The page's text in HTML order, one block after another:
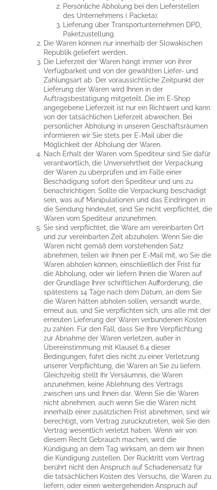
Persönliche Abholung bei den Lieferstellen
des Unternehmens ( Packeta);
Lieferung über Transportunternehmen DPD,
Paketzustellung.
Die Waren können nur innerhalb der Slowakischen
Republik geliefert werden..
Die Lieferzeit der Waren hängt immer von ihrer
Verfügbarkeit und von der gewählten Liefer- und
Zahlungsart ab. Der voraussichtliche Zeitpunkt der
Lieferung der Waren wird Ihnen in der
Auftragsbestätigung mitgeteilt. Die im E-Shop
angegebene Lieferzeit ist nur ein Richtwert und kann
von der tatsächlichen Lieferzeit abweichen. Bei
persönlicher Abholung in unseren Geschäftsräumen
informieren wir Sie stets per E-Mail über die
Möglichkeit der Abholung der Waren.
Nach Erhalt der Waren vom Spediteur sind Sie dafür
verantwortlich, die Unversehrtheit der Verpackung
der Waren zu überprüfen und im Falle einer
Beschädigung sofort den Spediteur und uns zu
benachrichtigen. Sollte die Verpackung beschädigt
sein, was auf Manipulationen und das Eindringen in
die Sendung hindeutet, sind Sie nicht verpflichtet, die
Waren vom Spediteur anzunehmen.
Sie sind verpflichtet, die Ware am vereinbarten Ort
und zur vereinbarten Zeit abzuholen. Wenn Sie die
Waren nicht gemäß dem vorstehenden Satz
abnehmen, teilen wir Ihnen per E-Mail mit, wo Sie die
Waren abholen können, einschließlich der Frist für
die Abholung, oder wir liefern Ihnen die Waren auf
der Grundlage Ihrer schriftlichen Aufforderung, die
spätestens 14 Tage nach dem Datum, an dem Sie
die Waren hätten abholen sollen, versandt wurde,
erneut aus, und Sie verpflichten sich, uns alle mit der
erneuten Lieferung der Waren verbundenen Kosten
zu zahlen. Für den Fall, dass Sie Ihre Verpflichtung
zur Abnahme der Waren verletzen, außer in
Übereinstimmung mit Klausel 6.4 dieser
Bedingungen, führt dies nicht zu einer Verletzung
unserer Verpflichtung, die Waren an Sie zu liefern.
Gleichzeitig stellt Ihr Versäumnis, die Waren
anzunehmen, keine Ablehnung des Vertrags
zwischen uns und Ihnen dar. Wenn Sie die Waren
nicht abnehmen, auch wenn Sie die Waren nicht
innerhalb einer zusätzlichen Frist abnehmen, sind wir
berechtigt, vom Vertrag zurückzutreten, weil Sie den
Vertrag wesentlich verletzt haben. Wenn wir von
diesem Recht Gebrauch machen, wird die
Kündigung an dem Tag wirksam, an dem wir Ihnen
die Kündigung zustellen. Der Rücktritt vom Vertrag
berührt nicht den Anspruch auf Schadenersatz für
die tatsächlichen Kosten des Versuchs, die Waren zu
liefern, oder einen weitergehenden Anspruch auf